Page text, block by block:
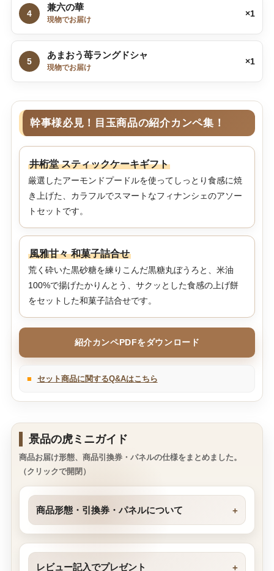
4
兼六の華
現物でお届け
×1
5
あまおう苺ラングドシャ
現物でお届け
×1
幹事様必見！目玉商品の紹介カンペ集！
井桁堂 スティックケーキギフト
厳選したアーモンドプードルを使ってしっとり食感に焼
き上げた、カラフルでスマートなフィナンシェのアソー
トセットです。
風雅甘々 和菓子詰合せ
荒く砕いた黒砂糖を練りこんだ黒糖丸ぼうろと、米油
100%で揚げたかりんとう、サクッとした食感の上げ餅
をセットした和菓子詰合せです。
紹介カンペPDFをダウンロード
■ セット商品に関するQ&Aはこちら
景品の虎ミニガイド
商品お届け形態、商品引換券・パネルの仕様をまとめました。
（クリックで開閉）
商品形態・引換券・パネルについて
レビュー記入でプレゼント